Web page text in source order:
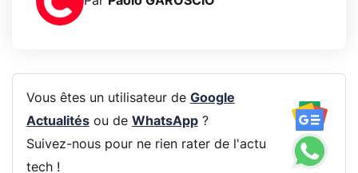
Vous êtes un utilisateur de Google
Actualitésou de WhatsApp?
Suivez-nous pour ne rien rater de l'actu
tech !